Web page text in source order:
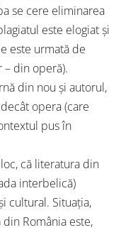
se cere eliminarea
este elogiat şi
este urmată de
– din operă).
din nou şi autorul,
opera (care
pus în
că literatura din
interbelică)
cultural. Situaţia,
România este,